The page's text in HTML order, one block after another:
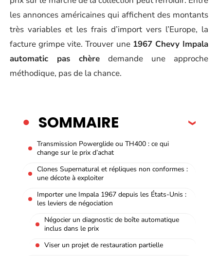
les annonces américaines qui affichent des montants
très variables et les frais d’import vers l’Europe, la
facture grimpe vite. Trouver une 1967 Chevy Impala
automatic pas chère demande une approche
méthodique, pas de la chance.
SOMMAIRE
Transmission Powerglide ou TH400 : ce qui
change sur le prix d’achat
Clones Supernatural et répliques non conformes :
une décote à exploiter
Importer une Impala 1967 depuis les États-Unis :
les leviers de négociation
Négocier un diagnostic de boîte automatique
inclus dans le prix
Viser un projet de restauration partielle